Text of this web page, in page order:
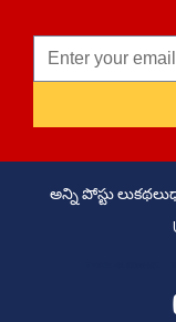
అన్ని పోస్టు లుకథలు